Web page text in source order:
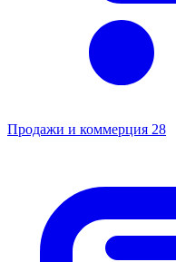
Продажи и коммерция 28